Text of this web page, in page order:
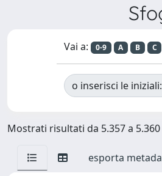
Vai a: 0-9 A B C
o inserisci le iniziali:
Mostrati risultati da 5.357 a 5.360
esporta